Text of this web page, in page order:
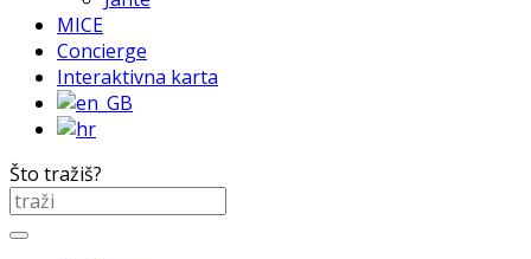
MICE
Concierge
Interaktivna karta
Što tražiš?